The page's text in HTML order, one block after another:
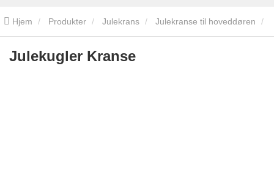
Hjem Produkter Julekrans Julekranse til hoveddøren
Julekugler Kranse
Julekugler Kranse